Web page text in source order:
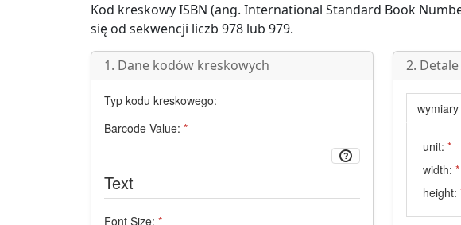
Kod kreskowyISBN (ang. International Standard Book
się od sekwencji liczb 978 lub 979.
1. Dane kodów kreskowych
Typ kodu kreskowego:
Barcode Value: *
Text
Font Size: *
2. Detale
wymiary
unit: *
width: *
height: